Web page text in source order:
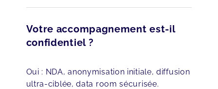
Votre accompagnement est-il
confidentiel ?
Oui : NDA, anonymisation initiale, diffusion
ultra-ciblée, data room sécurisée.